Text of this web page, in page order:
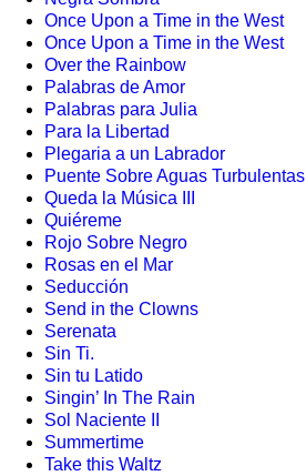
Once Upon a Time in the West
Once Upon a Time in the West
Over the Rainbow
Palabras de Amor
Palabras para Julia
Para la Libertad
Plegaria a un Labrador
Puente Sobre Aguas Turbulentas
Queda la Música III
Quiéreme
Rojo Sobre Negro
Rosas en el Mar
Seducción
Send in the Clowns
Serenata
Sin Ti.
Sin tu Latido
Singin’ In The Rain
Sol Naciente II
Summertime
Take this Waltz